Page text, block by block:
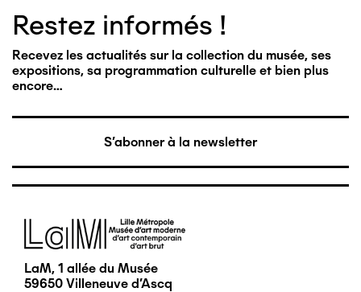
Restez informés !
Recevez les actualités sur la collection du musée, ses
expositions, sa programmation culturelle et bien plus
encore…
S'abonner à la newsletter
Image
LaM, 1 allée du Musée
59650 Villeneuve d'Ascq